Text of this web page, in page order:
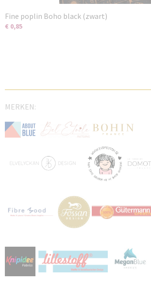
Fine poplin Boho black (zwart)
€ 0,85
MERKEN: